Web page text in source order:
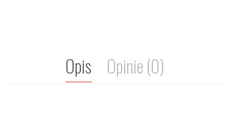
Opis Opinie (0)